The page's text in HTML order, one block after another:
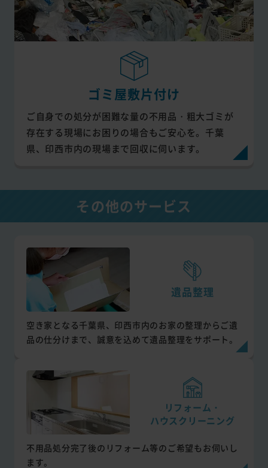
ゴミ屋敷片付け
ご自身での処分が困難な量の不用品・粗大ゴミが
存在する現場にお困りの場合もご安心を。千葉
県、印西市内の現場まで回収に伺います。
その他のサービス
遺品整理
空き家となる千葉県、印西市内のお家の整理からご遺
品の仕分けまで、誠意を込めて遺品整理をサポート。
リフォーム・
ハウスクリーニング
不用品処分完了後のリフォーム等のご希望もお伺いし
ます。